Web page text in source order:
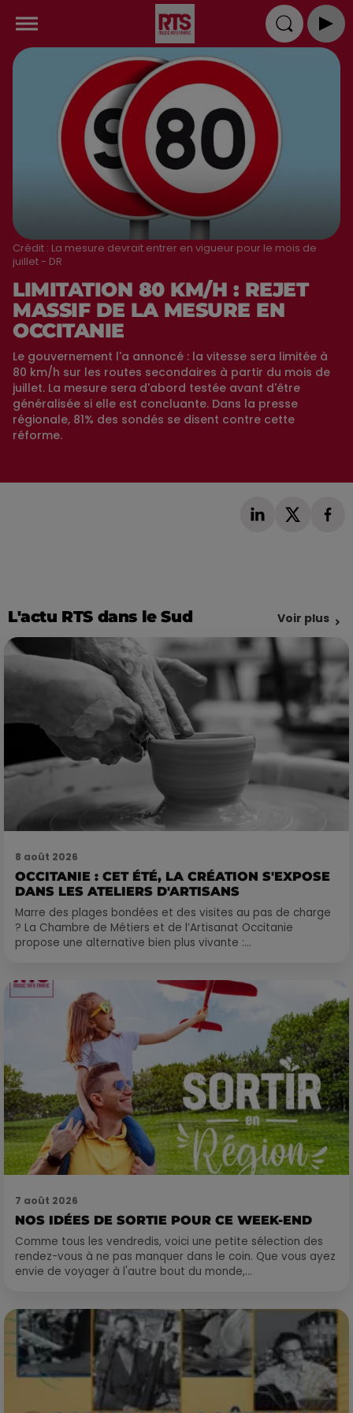
Crédit : La mesure devrait entrer en vigueur pour le mois de
juillet - DR
LIMITATION 80 KM/H : REJET
MASSIF DE LA MESURE EN
OCCITANIE
Le gouvernement l'a annoncé : la vitesse sera limitée à
80 km/h sur les routes secondaires à partir du mois de
juillet. La mesure sera d'abord testée avant d'être
généralisée si elle est concluante. Dans la presse
régionale, 81% des sondés se disent contre cette
réforme.
L'actu RTS dans le Sud Voir plus
8 août 2026
OCCITANIE : CET ÉTÉ, LA CRÉATION S'EXPOSE
DANS LES ATELIERS D'ARTISANS
Marre des plages bondées et des visites au pas de charge
? La Chambre de Métiers et de l’Artisanat Occitanie
propose une alternative bien plus vivante :...
7 août 2026
NOS IDÉES DE SORTIE POUR CE WEEK-END
Comme tous les vendredis, voici une petite sélection des
rendez-vous à ne pas manquer dans le coin. Que vous ayez
envie de voyager à l'autre bout du monde,...